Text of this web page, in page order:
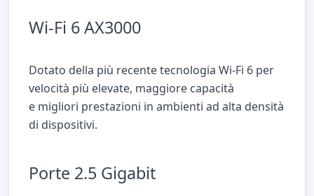
Wi-Fi 6 AX3000
Dotato della più recente tecnologia Wi-Fi 6 per
velocità più elevate, maggiore capacità
e migliori prestazioni in ambienti ad alta densità
di dispositivi.
Porte 2.5 Gigabit